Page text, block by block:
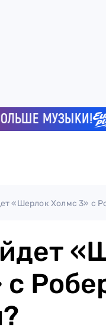
МУЗЫКИ!
«Шерлок Холмс 3» с
с